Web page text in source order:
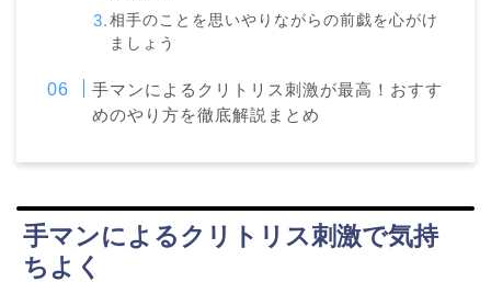
相手のことを思いやりながらの前戯を心がけ
ましょう
手マンによるクリトリス刺激が最高！おすす
めのやり方を徹底解説まとめ
手マンによるクリトリス刺激で気持
ちよく